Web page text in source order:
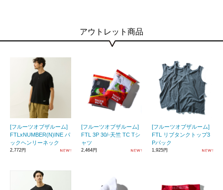
アウトレット商品
[フルーツオブザルーム]
FTLxNUMBER(N)INE パ
ックヘンリーネック
2,772円
[フルーツオブザルーム]
FTL 3P 30/-天竺 TC Tシ
ャツ
2,464円
[フルーツオブザルーム]
FTL リブタンクトップ3
Pパック
1,925円